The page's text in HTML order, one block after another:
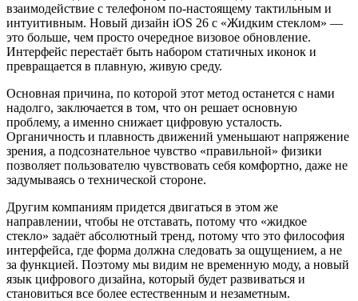
взаимодействие с телефоном по-настоящему тактильным и
интуитивным. Новый дизайн iOS 26 с «Жидким стеклом» —
это больше, чем просто очередное визовое обновление.
Интерфейс перестаёт быть набором статичных иконок и
превращается в плавную, живую среду.
Основная причина, по которой этот метод останется с нами
надолго, заключается в том, что он решает основную
проблему, а именно снижает цифровую усталость.
Органичность и плавность движений уменьшают напряжение
зрения, а подсознательное чувство «правильной» физики
позволяет пользователю чувствовать себя комфортно, даже не
задумываясь о технической стороне.
Другим компаниям придется двигаться в этом же
направлении, чтобы не отставать, потому что «жидкое
стекло» задаёт абсолютный тренд, потому что это философия
интерфейса, где форма должна следовать за ощущением, а не
за функцией. Поэтому мы видим не временную моду, а новый
язык цифрового дизайна, который будет развиваться и
становиться все более естественным и незаметным.